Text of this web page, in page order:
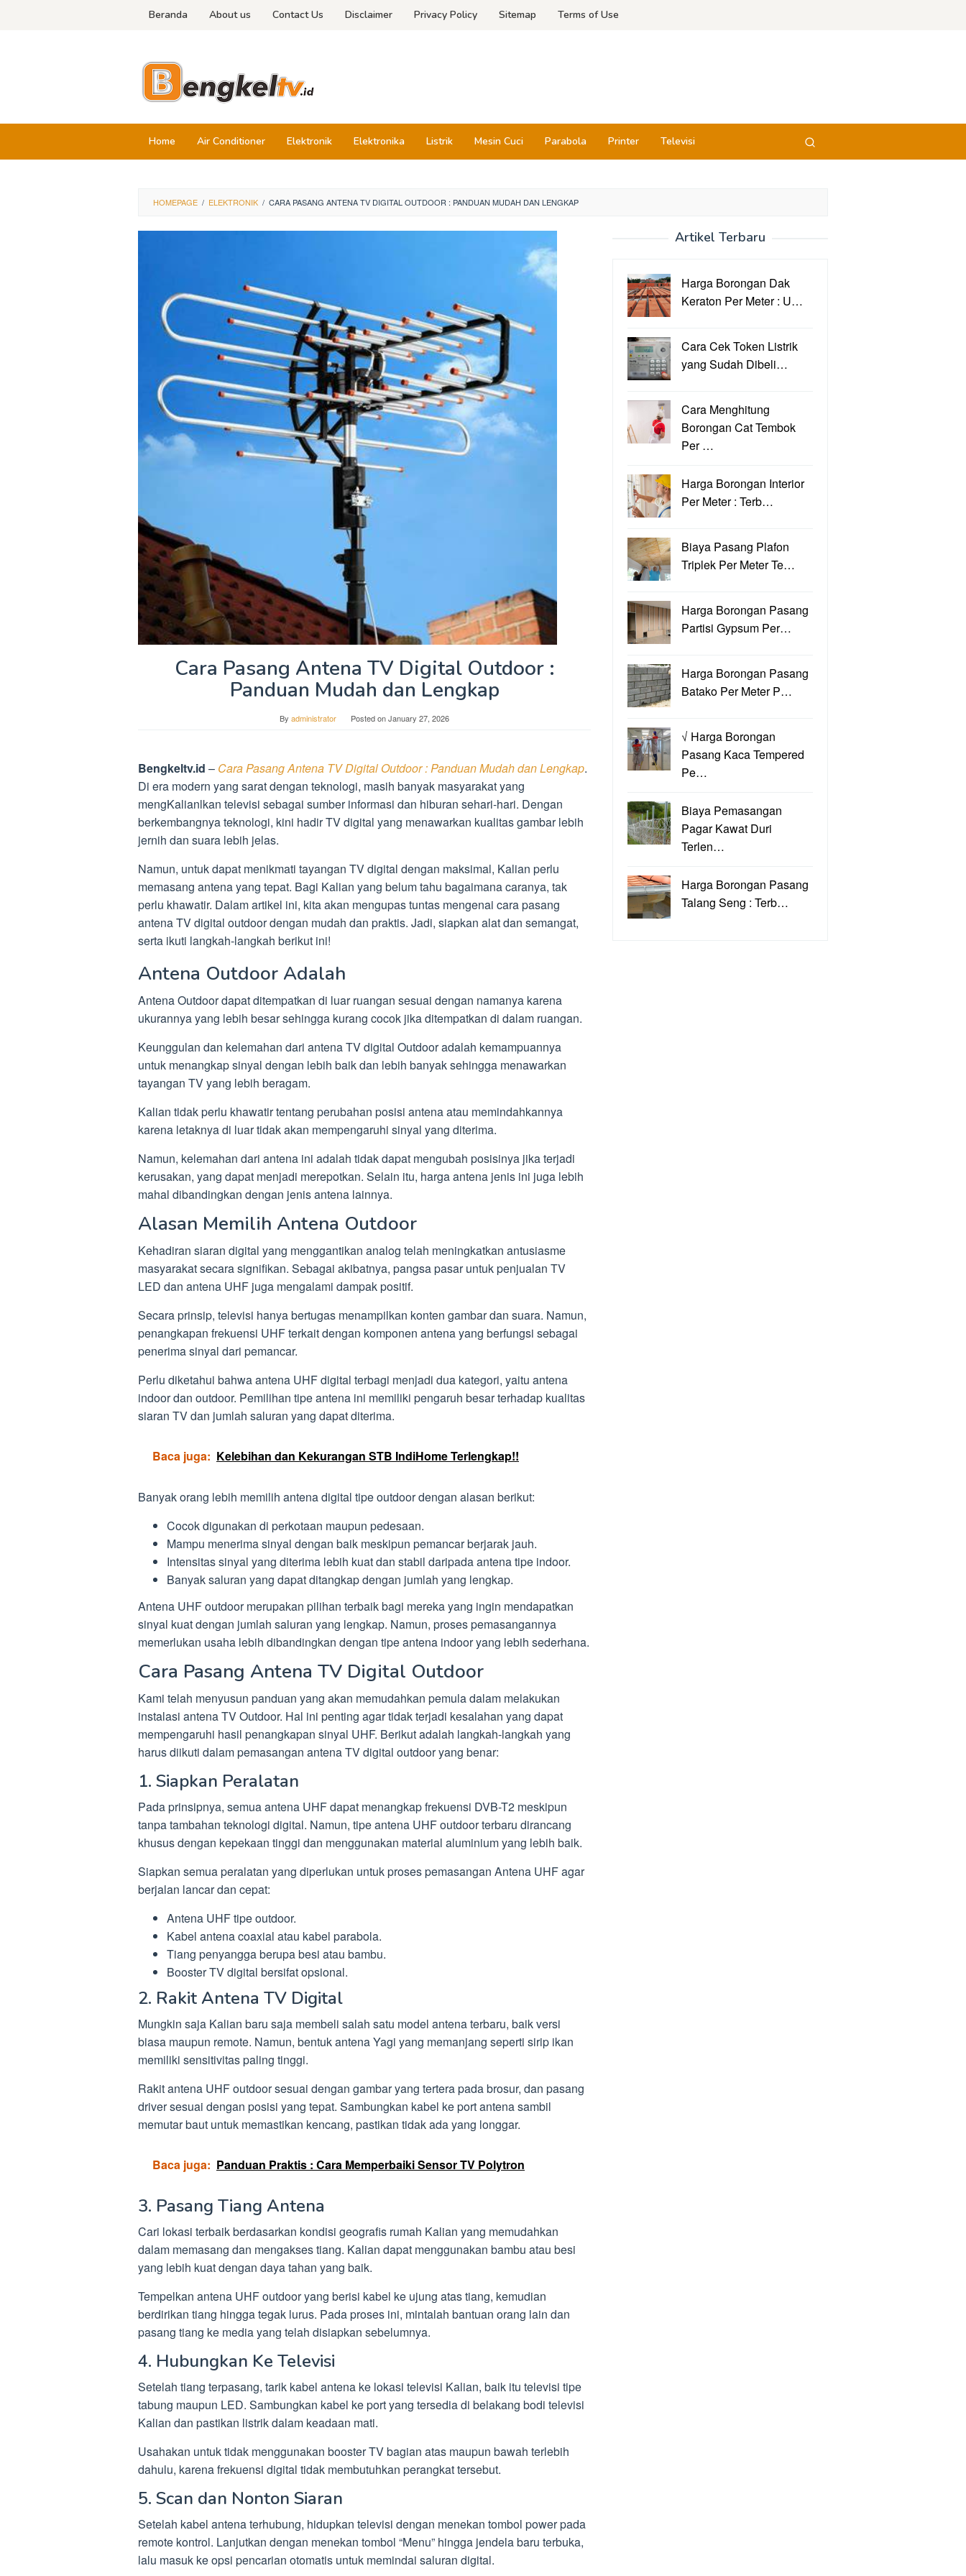
Beranda About us Contact Us Disclaimer Privacy Policy Sitemap Terms of Use
Home Air Conditioner Elektronik Elektronika Listrik Mesin Cuci Parabola Printer Televisi
HOMEPAGE / ELEKTRONIK / CARA PASANG ANTENA TV DIGITAL OUTDOOR : PANDUAN MUDAH DAN LENGKAP
Cara Pasang Antena TV Digital Outdoor :
Panduan Mudah dan Lengkap
By administrator Posted onJanuary 27, 2026
Bengkeltv.id – Cara Pasang Antena TV Digital Outdoor : Panduan Mudah dan Lengkap.
Di era modern yang sarat dengan teknologi, masih banyak masyarakat yang
mengKalianlkan televisi sebagai sumber informasi dan hiburan sehari-hari. Dengan
berkembangnya teknologi, kini hadir TV digital yang menawarkan kualitas gambar lebih
jernih dan suara lebih jelas.
Namun, untuk dapat menikmati tayangan TV digital dengan maksimal, Kalian perlu
memasang antena yang tepat. Bagi Kalian yang belum tahu bagaimana caranya, tak
perlu khawatir. Dalam artikel ini, kita akan mengupas tuntas mengenai cara pasang
antena TV digital outdoor dengan mudah dan praktis. Jadi, siapkan alat dan semangat,
serta ikuti langkah-langkah berikut ini!
Antena Outdoor Adalah
Antena Outdoor dapat ditempatkan di luar ruangan sesuai dengan namanya karena
ukurannya yang lebih besar sehingga kurang cocok jika ditempatkan di dalam ruangan.
Keunggulan dan kelemahan dari antena TV digital Outdoor adalah kemampuannya
untuk menangkap sinyal dengan lebih baik dan lebih banyak sehingga menawarkan
tayangan TV yang lebih beragam.
Kalian tidak perlu khawatir tentang perubahan posisi antena atau memindahkannya
karena letaknya di luar tidak akan mempengaruhi sinyal yang diterima.
Namun, kelemahan dari antena ini adalah tidak dapat mengubah posisinya jika terjadi
kerusakan, yang dapat menjadi merepotkan. Selain itu, harga antena jenis ini juga lebih
mahal dibandingkan dengan jenis antena lainnya.
Alasan Memilih Antena Outdoor
Kehadiran siaran digital yang menggantikan analog telah meningkatkan antusiasme
masyarakat secara signifikan. Sebagai akibatnya, pangsa pasar untuk penjualan TV
LED dan antena UHF juga mengalami dampak positif.
Secara prinsip, televisi hanya bertugas menampilkan konten gambar dan suara. Namun,
penangkapan frekuensi UHF terkait dengan komponen antena yang berfungsi sebagai
penerima sinyal dari pemancar.
Perlu diketahui bahwa antena UHF digital terbagi menjadi dua kategori, yaitu antena
indoor dan outdoor. Pemilihan tipe antena ini memiliki pengaruh besar terhadap kualitas
siaran TV dan jumlah saluran yang dapat diterima.
Baca juga: Kelebihan dan Kekurangan STB IndiHome Terlengkap!!
Banyak orang lebih memilih antena digital tipe outdoor dengan alasan berikut:
Cocok digunakan di perkotaan maupun pedesaan.
Mampu menerima sinyal dengan baik meskipun pemancar berjarak jauh.
Intensitas sinyal yang diterima lebih kuat dan stabil daripada antena tipe indoor.
Banyak saluran yang dapat ditangkap dengan jumlah yang lengkap.
Antena UHF outdoor merupakan pilihan terbaik bagi mereka yang ingin mendapatkan
sinyal kuat dengan jumlah saluran yang lengkap. Namun, proses pemasangannya
memerlukan usaha lebih dibandingkan dengan tipe antena indoor yang lebih sederhana.
Cara Pasang Antena TV Digital Outdoor
Kami telah menyusun panduan yang akan memudahkan pemula dalam melakukan
instalasi antena TV Outdoor. Hal ini penting agar tidak terjadi kesalahan yang dapat
mempengaruhi hasil penangkapan sinyal UHF. Berikut adalah langkah-langkah yang
harus diikuti dalam pemasangan antena TV digital outdoor yang benar:
1. Siapkan Peralatan
Pada prinsipnya, semua antena UHF dapat menangkap frekuensi DVB-T2 meskipun
tanpa tambahan teknologi digital. Namun, tipe antena UHF outdoor terbaru dirancang
khusus dengan kepekaan tinggi dan menggunakan material aluminium yang lebih baik.
Siapkan semua peralatan yang diperlukan untuk proses pemasangan Antena UHF agar
berjalan lancar dan cepat:
Antena UHF tipe outdoor.
Kabel antena coaxial atau kabel parabola.
Tiang penyangga berupa besi atau bambu.
Booster TV digital bersifat opsional.
2. Rakit Antena TV Digital
Mungkin saja Kalian baru saja membeli salah satu model antena terbaru, baik versi
biasa maupun remote. Namun, bentuk antena Yagi yang memanjang seperti sirip ikan
memiliki sensitivitas paling tinggi.
Rakit antena UHF outdoor sesuai dengan gambar yang tertera pada brosur, dan pasang
driver sesuai dengan posisi yang tepat. Sambungkan kabel ke port antena sambil
memutar baut untuk memastikan kencang, pastikan tidak ada yang longgar.
Baca juga: Panduan Praktis : Cara Memperbaiki Sensor TV Polytron
3. Pasang Tiang Antena
Cari lokasi terbaik berdasarkan kondisi geografis rumah Kalian yang memudahkan
dalam memasang dan mengakses tiang. Kalian dapat menggunakan bambu atau besi
yang lebih kuat dengan daya tahan yang baik.
Tempelkan antena UHF outdoor yang berisi kabel ke ujung atas tiang, kemudian
berdirikan tiang hingga tegak lurus. Pada proses ini, mintalah bantuan orang lain dan
pasang tiang ke media yang telah disiapkan sebelumnya.
4. Hubungkan Ke Televisi
Setelah tiang terpasang, tarik kabel antena ke lokasi televisi Kalian, baik itu televisi tipe
tabung maupun LED. Sambungkan kabel ke port yang tersedia di belakang bodi televisi
Kalian dan pastikan listrik dalam keadaan mati.
Usahakan untuk tidak menggunakan booster TV bagian atas maupun bawah terlebih
dahulu, karena frekuensi digital tidak membutuhkan perangkat tersebut.
5. Scan dan Nonton Siaran
Setelah kabel antena terhubung, hidupkan televisi dengan menekan tombol power pada
remote kontrol. Lanjutkan dengan menekan tombol “Menu” hingga jendela baru terbuka,
lalu masuk ke opsi pencarian otomatis untuk memindai saluran digital.
Artikel Terbaru
Harga Borongan Dak
Keraton Per Meter : U…
Cara Cek Token Listrik
yang Sudah Dibeli…
Cara Menghitung
Borongan Cat Tembok
Per …
Harga Borongan Interior
Per Meter : Terb…
Biaya Pasang Plafon
Triplek Per Meter Te…
Harga Borongan Pasang
Partisi Gypsum Per…
Harga Borongan Pasang
Batako Per Meter P…
√ Harga Borongan
Pasang Kaca Tempered
Pe…
Biaya Pemasangan
Pagar Kawat Duri
Terlen…
Harga Borongan Pasang
Talang Seng : Terb…